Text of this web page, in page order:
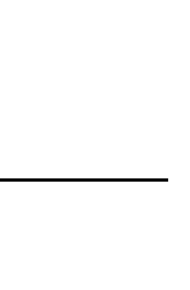
Lover’s